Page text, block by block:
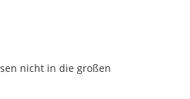
nicht in die großen